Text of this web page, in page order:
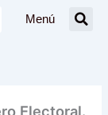
Menú
Electoral.